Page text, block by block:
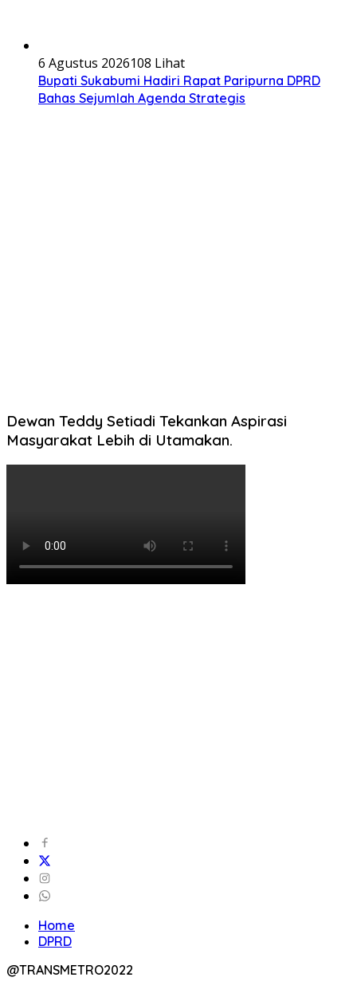
6 Agustus 2026108 Lihat
Bupati Sukabumi Hadiri Rapat Paripurna DPRD
Bahas Sejumlah Agenda Strategis
Dewan Teddy Setiadi Tekankan Aspirasi
Masyarakat Lebih di Utamakan.
Home
DPRD
@TRANSMETRO2022